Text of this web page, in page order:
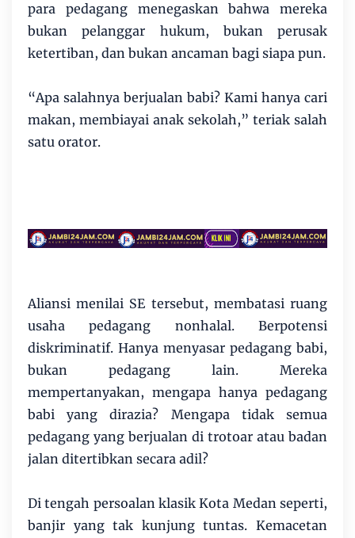
para pedagang menegaskan bahwa mereka
bukan pelanggar hukum, bukan perusak
ketertiban, dan bukan ancaman bagi siapa pun.
“Apa salahnya berjualan babi? Kami hanya cari
makan, membiayai anak sekolah,” teriak salah
satu orator.
Aliansi menilai SE tersebut, membatasi ruang
usaha pedagang nonhalal. Berpotensi
diskriminatif. Hanya menyasar pedagang babi,
bukan pedagang lain. Mereka
mempertanyakan, mengapa hanya pedagang
babi yang dirazia? Mengapa tidak semua
pedagang yang berjualan di trotoar atau badan
jalan ditertibkan secara adil?
Di tengah persoalan klasik Kota Medan seperti,
banjir yang tak kunjung tuntas. Kemacetan